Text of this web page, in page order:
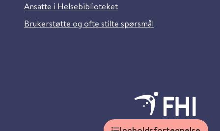
Ansatte i Helsebiblioteket
Brukerstøtte og ofte stilte spørsmål